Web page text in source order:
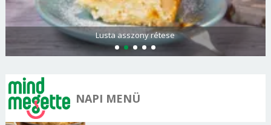
Spenótos palacsinta tejföllel töltve
NAPI MENÜ